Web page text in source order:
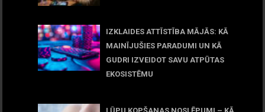
IZKLAIDES ATTĪSTĪBA MĀJĀS: KĀ
MAINĪJUŠIES PARADUMI UN KĀ
GUDRI IZVEIDOT SAVU ATPŪTAS
EKOSISTĒMU